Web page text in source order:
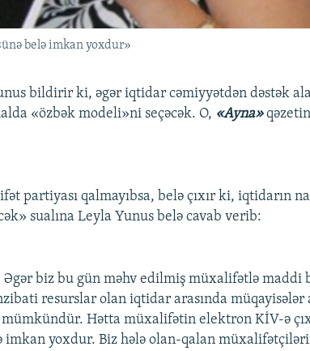
belə imkan yoxdur»
bildirir ki, əgər iqtidar cəmiyyətdən dəstək
«özbək modeli»ni seçəcək. O, «Ayna»
partiyası qalmayıbsa, belə çıxır ki, iqtidarın
sualına Leyla Yunus belə cavab verib:
biz bu gün məhv edilmiş müxalifətlə maddi
resurslar olan iqtidar arasında müqayisələr
mümkündür. Hətta müxalifətin elektron KİV-ə
imkan yoxdur. Biz hələ olan-qalan